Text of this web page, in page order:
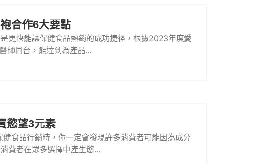
合作6大要點
更快能讓保健食品熱銷的成功捷徑，根據2023年度愛
師同台，能達到為產品...
慾望3元素
食品行銷時，你一定會發現許多消費者可能因為成分
費者在眾多選擇中產生慾...